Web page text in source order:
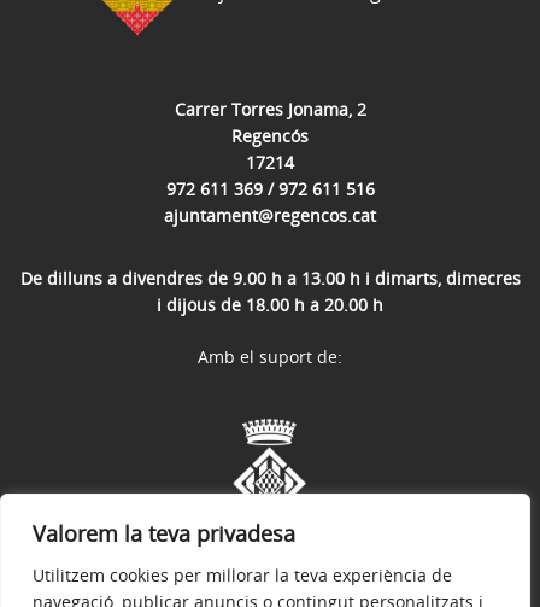
Valorem la teva privadesa
Utilitzem cookies per millorar la teva experiència de
navegació, publicar anuncis o contingut personalitzats i
Carrer Torres Jonama, 2
Regencós
17214
972 611 369 / 972 611 516
ajuntament@regencos.cat
De dilluns a divendres de 9.00 h a 13.00 h i dimarts, dimecres
i dijous de 18.00 h a 20.00 h
Amb el suport de: